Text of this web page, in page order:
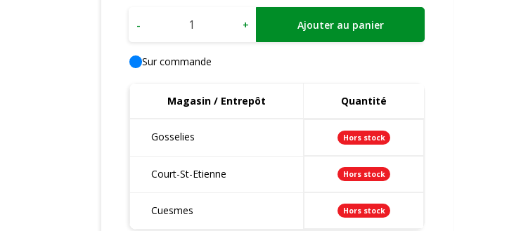
- + Ajouter au panier
Sur commande
Magasin / Entrepôt Quantité
Gosselies Hors stock
Court-St-Etienne Hors stock
Cuesmes Hors stock